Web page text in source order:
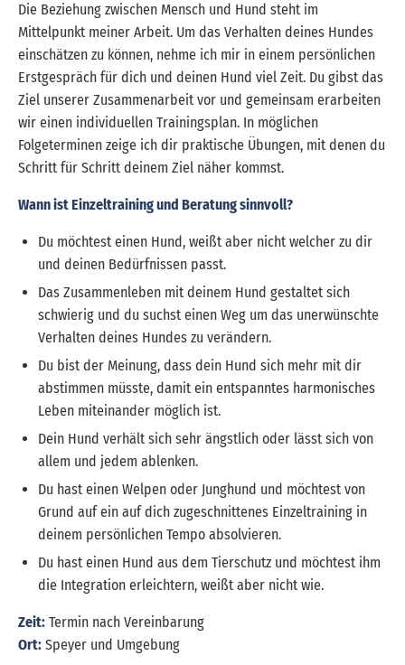
Die Beziehung zwischen Mensch und Hund steht im
Mittelpunkt meiner Arbeit. Um das Verhalten deines Hundes
einschätzen zu können, nehme ich mir in einem persönlichen
Erstgespräch für dich und deinen Hund viel Zeit. Du gibst das
Ziel unserer Zusammenarbeit vor und gemeinsam erarbeiten
wir einen individuellen Trainingsplan. In möglichen
Folgeterminen zeige ich dir praktische Übungen, mit denen du
Schritt für Schritt deinem Ziel näher kommst.
Wann ist Einzeltraining und Beratung sinnvoll?
Du möchtest einen Hund, weißt aber nicht welcher zu dir
und deinen Bedürfnissen passt.
Das Zusammenleben mit deinem Hund gestaltet sich
schwierig und du suchst einen Weg um das unerwünschte
Verhalten deines Hundes zu verändern.
Du bist der Meinung, dass dein Hund sich mehr mit dir
abstimmen müsste, damit ein entspanntes harmonisches
Leben miteinander möglich ist.
Dein Hund verhält sich sehr ängstlich oder lässt sich von
allem und jedem ablenken.
Du hast einen Welpen oder Junghund und möchtest von
Grund auf ein auf dich zugeschnittenes Einzeltraining in
deinem persönlichen Tempo absolvieren.
Du hast einen Hund aus dem Tierschutz und möchtest ihm
die Integration erleichtern, weißt aber nicht wie.
Zeit: Termin nach Vereinbarung
Ort: Speyer und Umgebung